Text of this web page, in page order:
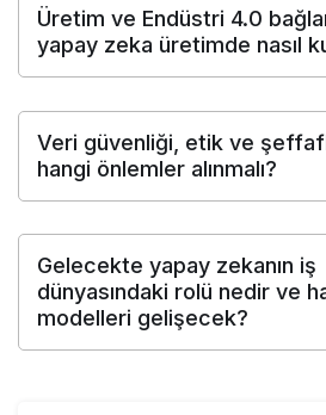
Üretim ve Endüstri 4.0
yapay zeka üretimde nasıl
Veri güvenliği, etik ve
hangi önlemler alınmalı?
Gelecekte yapay zekanın iş
dünyasındaki rolü nedir ve
modelleri gelişecek?